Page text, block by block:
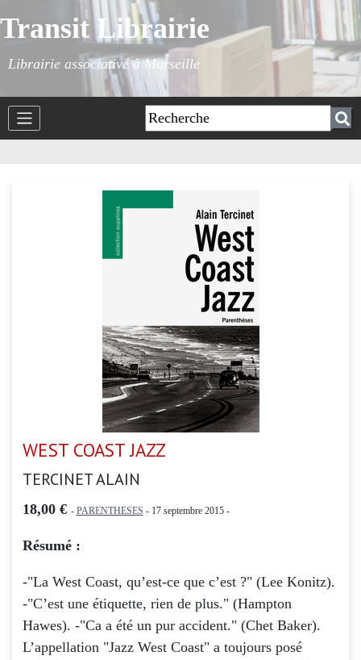
Transit Librairie
Librairie associative à Marseille
WEST COAST JAZZ
TERCINET ALAIN
18,00 € - PARENTHESES - 17 septembre 2015 -
Résumé :
-"La West Coast, qu’est-ce que c’est ?" (Lee Konitz).
-"C’est une étiquette, rien de plus." (Hampton
Hawes). -"Ca a été un pur accident." (Chet Baker).
L’appellation "Jazz West Coast" a toujours posé